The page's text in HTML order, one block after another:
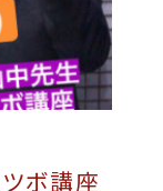
ツボ講座